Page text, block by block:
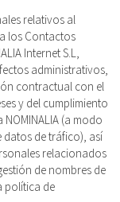
relativos al
los Contactos
Internet S.L,
administrativos,
contractual con el
y del cumplimiento
(a modo
de tráfico), así
relacionados
de nombres de
política de